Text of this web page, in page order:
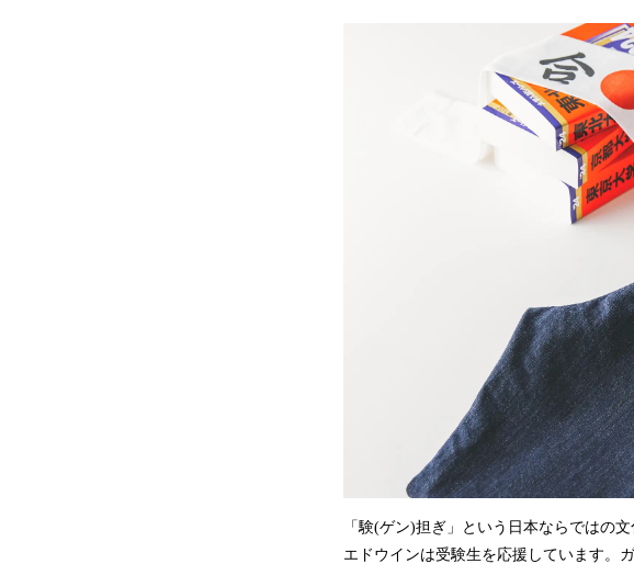
「験(ゲン)担ぎ」という日本ならではの
エドウインは受験生を応援しています。